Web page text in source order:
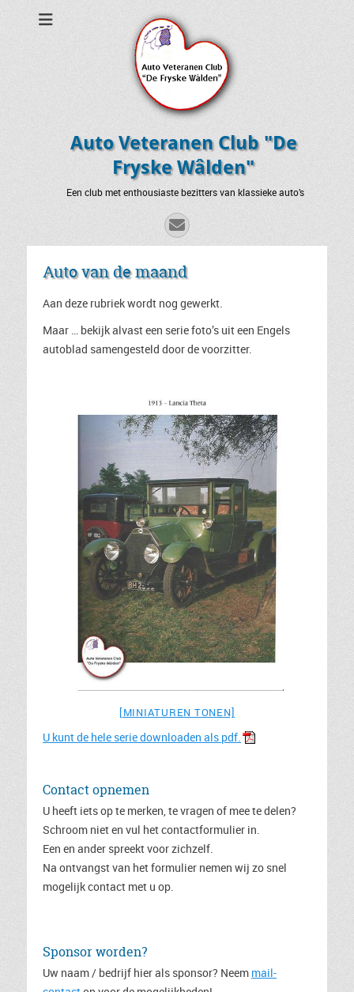
Auto Veteranen Club "De
Fryske Wâlden"
Een club met enthousiaste bezitters van klassieke auto’s
E-
mail
Auto van de maand
Aan deze rubriek wordt nog gewerkt.
Maar … bekijk alvast een serie foto’s uit een Engels
autoblad samengesteld door de voorzitter.
[MINIATUREN TONEN]
U kunt de hele serie downloaden als pdf.
Contact opnemen
U heeft iets op te merken, te vragen of mee te delen?
Schroom niet en vul het contactformulier in.
Een en ander spreekt voor zichzelf.
Na ontvangst van het formulier nemen wij zo snel
mogelijk contact met u op.
Sponsor worden?
Uw naam / bedrijf hier als sponsor? Neem mail-